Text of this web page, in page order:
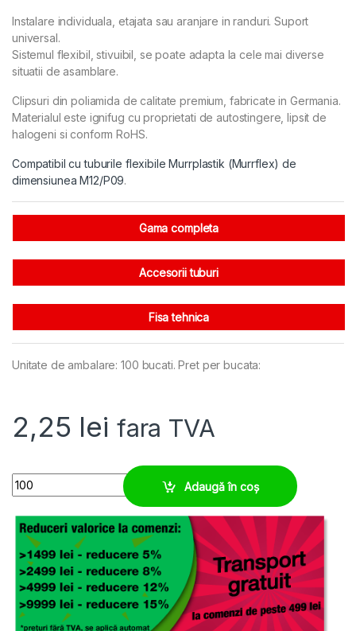
Instalare individuala, etajata sau aranjare in randuri. Suport
universal.
Sistemul flexibil, stivuibil, se poate adapta la cele mai diverse
situatii de asamblare.
Clipsuri din poliamida de calitate premium, fabricate in Germania.
Materialul este ignifug cu proprietati de autostingere, lipsit de
halogeni si conform RoHS.
Compatibil cu tuburile flexibile Murrplastik (Murrflex) de
dimensiunea M12/P09.
Gama completa
Accesorii tuburi
Fisa tehnica
Unitate de ambalare: 100 bucati. Pret per bucata:
2,25 lei fara TVA
Clips copex M12, modular, ignifug, fara halogen quantity
Adaugă în coș